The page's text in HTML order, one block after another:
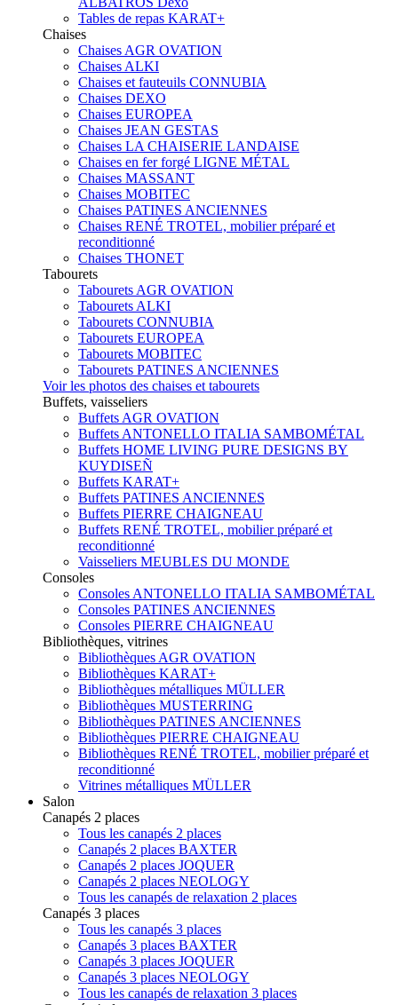
Tables de repas KARAT+
Chaises
Chaises AGR OVATION
Chaises ALKI
Chaises et fauteuils CONNUBIA
Chaises DEXO
Chaises EUROPEA
Chaises JEAN GESTAS
Chaises LA CHAISERIE LANDAISE
Chaises en fer forgé LIGNE MÉTAL
Chaises MASSANT
Chaises MOBITEC
Chaises PATINES ANCIENNES
Chaises RENÉ TROTEL, mobilier préparé et
reconditionné
Chaises THONET
Tabourets
Tabourets AGR OVATION
Tabourets ALKI
Tabourets CONNUBIA
Tabourets EUROPEA
Tabourets MOBITEC
Tabourets PATINES ANCIENNES
Voir les photos des chaises et tabourets
Buffets, vaisseliers
Buffets AGR OVATION
Buffets ANTONELLO ITALIA SAMBOMÉTAL
Buffets HOME LIVING PURE DESIGNS BY
KUYDISEÑ
Buffets KARAT+
Buffets PATINES ANCIENNES
Buffets PIERRE CHAIGNEAU
Buffets RENÉ TROTEL, mobilier préparé et
reconditionné
Vaisseliers MEUBLES DU MONDE
Consoles
Consoles ANTONELLO ITALIA SAMBOMÉTAL
Consoles PATINES ANCIENNES
Consoles PIERRE CHAIGNEAU
Bibliothèques, vitrines
Bibliothèques AGR OVATION
Bibliothèques KARAT+
Bibliothèques métalliques MÜLLER
Bibliothèques MUSTERRING
Bibliothèques PATINES ANCIENNES
Bibliothèques PIERRE CHAIGNEAU
Bibliothèques RENÉ TROTEL, mobilier préparé et
reconditionné
Vitrines métalliques MÜLLER
Salon
Canapés 2 places
Tous les canapés 2 places
Canapés 2 places BAXTER
Canapés 2 places JOQUER
Canapés 2 places NEOLOGY
Tous les canapés de relaxation 2 places
Canapés 3 places
Tous les canapés 3 places
Canapés 3 places BAXTER
Canapés 3 places JOQUER
Canapés 3 places NEOLOGY
Tous les canapés de relaxation 3 places